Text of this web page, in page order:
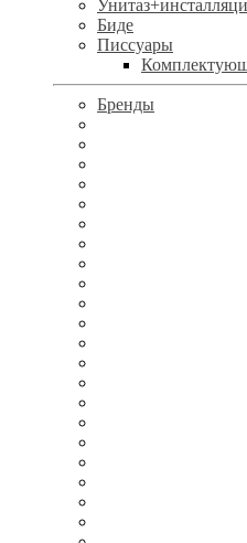
Биде
Писсуары
Бренды